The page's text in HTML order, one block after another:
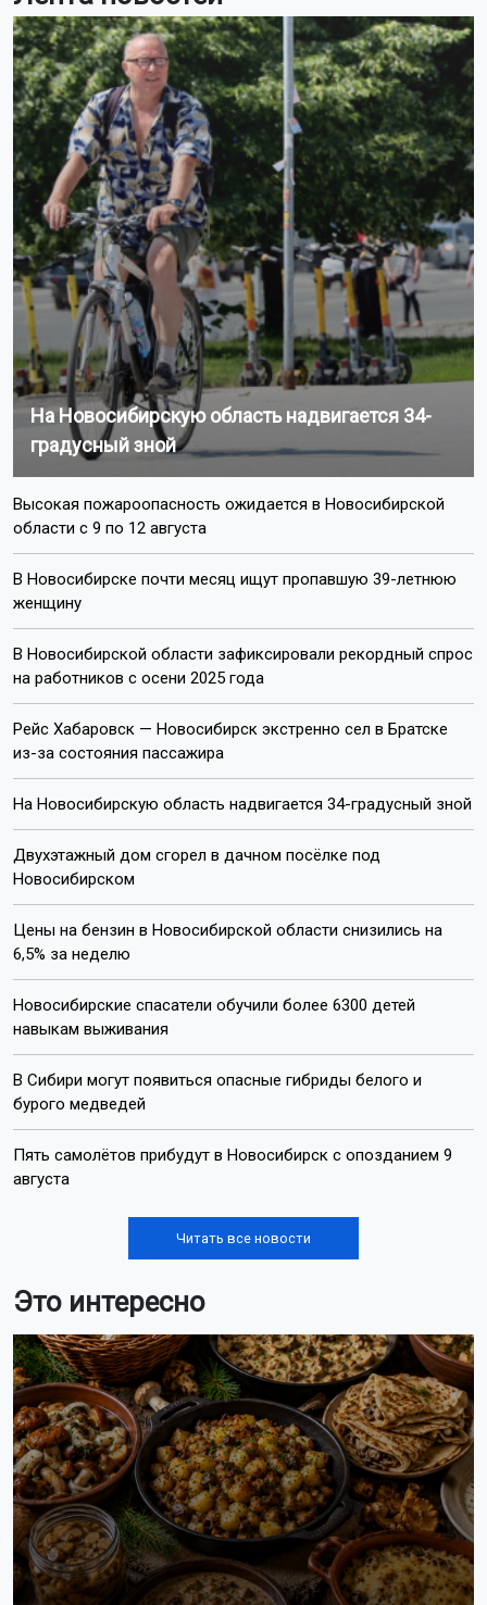
На Новосибирскую область надвигается 34-
градусный зной
Высокая пожароопасность ожидается в Новосибирской
области с 9 по 12 августа
В Новосибирске почти месяц ищут пропавшую 39-летнюю
женщину
В Новосибирской области зафиксировали рекордный спрос
на работников с осени 2025 года
Рейс Хабаровск — Новосибирск экстренно сел в Братске
из-за состояния пассажира
На Новосибирскую область надвигается 34-градусный зной
Двухэтажный дом сгорел в дачном посёлке под
Новосибирском
Цены на бензин в Новосибирской области снизились на
6,5% за неделю
Новосибирские спасатели обучили более 6300 детей
навыкам выживания
В Сибири могут появиться опасные гибриды белого и
бурого медведей
Пять самолётов прибудут в Новосибирск с опозданием 9
августа
Читать все новости
Это интересно